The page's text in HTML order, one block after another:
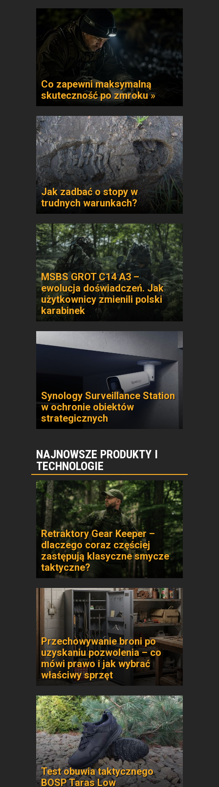
Co zapewni maksymalną
skuteczność po zmroku »
Jak zadbać o stopy w
trudnych warunkach?
MSBS GROT C14 A3 –
ewolucja doświadczeń. Jak
użytkownicy zmienili polski
karabinek
Synology Surveillance Station
w ochronie obiektów
strategicznych
NAJNOWSZE PRODUKTY I
TECHNOLOGIE
Retraktory Gear Keeper –
dlaczego coraz częściej
zastępują klasyczne smycze
taktyczne?
Przechowywanie broni po
uzyskaniu pozwolenia – co
mówi prawo i jak wybrać
właściwy sprzęt
Test obuwia taktycznego
BOSP Taras Low